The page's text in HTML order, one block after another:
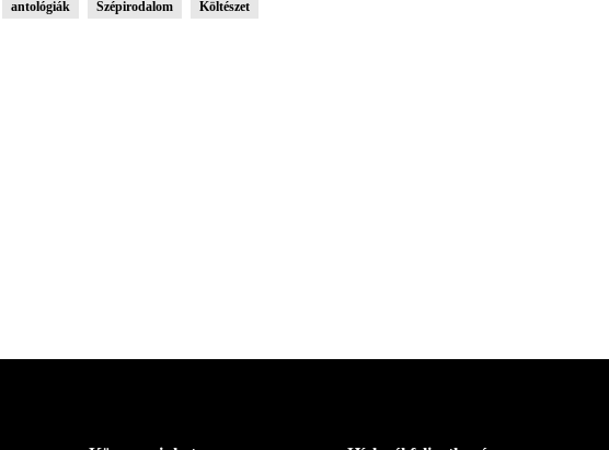
antológiák Szépirodalom Költészet